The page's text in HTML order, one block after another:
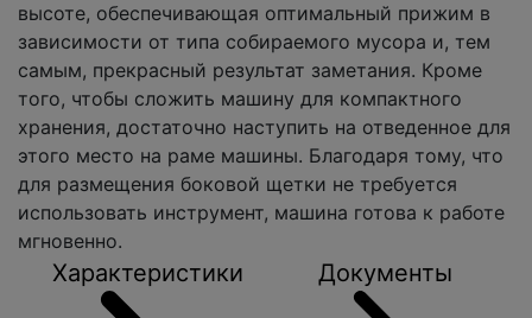
высоте, обеспечивающая оптимальный прижим в
зависимости от типа собираемого мусора и, тем
самым, прекрасный результат заметания. Кроме
того, чтобы сложить машину для компактного
хранения, достаточно наступить на отведенное для
этого место на раме машины. Благодаря тому, что
для размещения боковой щетки не требуется
использовать инструмент, машина готова к работе
мгновенно.
Характеристики Документы